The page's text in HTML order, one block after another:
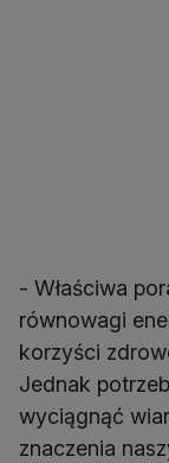
- Właściwa
równowagi
korzyści
Jednak
wyciągnąć
znaczenia